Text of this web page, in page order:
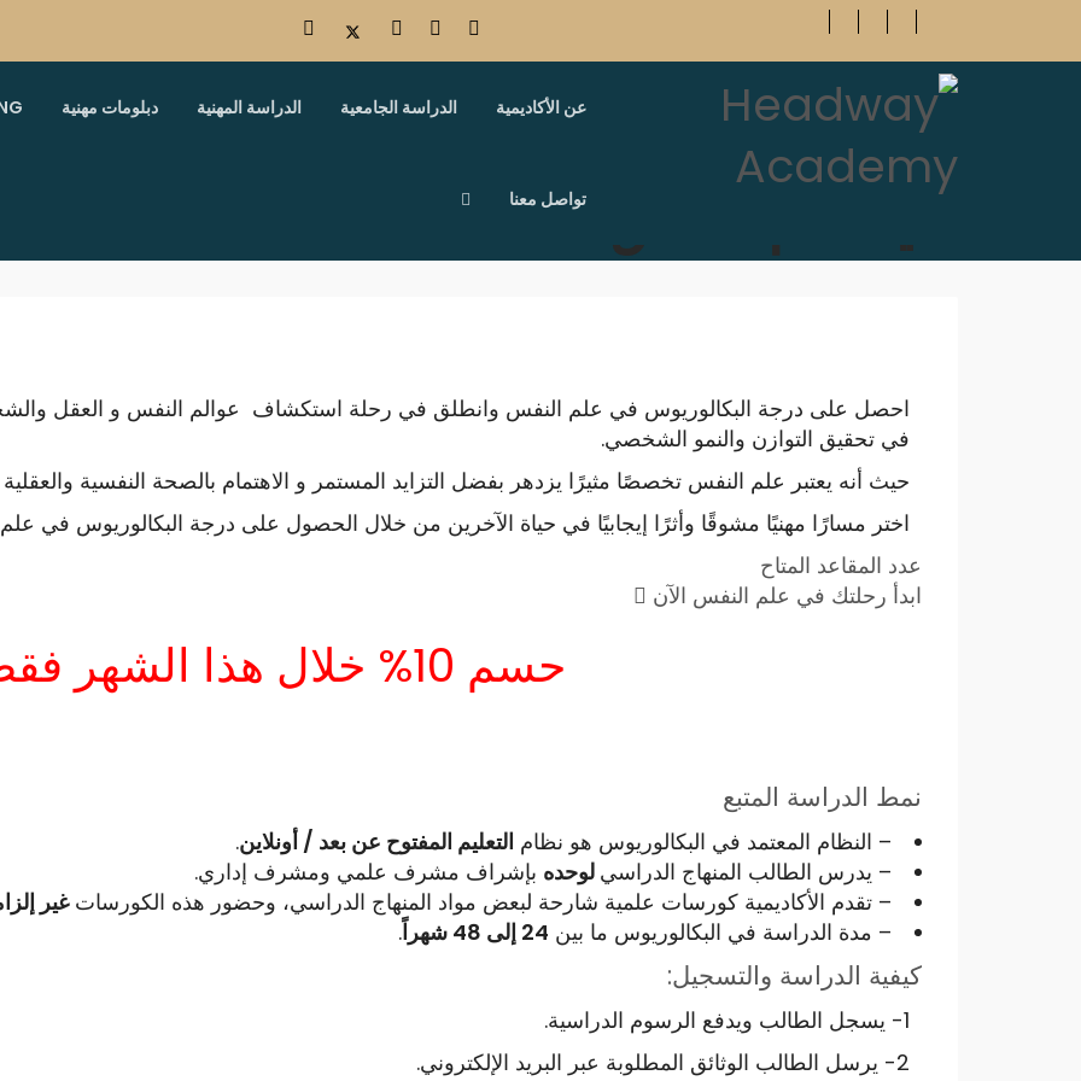
عن الأكاديمية الدراسة الجامعية الدراسة المهنية دبلومات مهنية
تواصل معنا
HOME كلية علم النفس
كلية علم النفس
احصل على درجة البكالوريوس في علم النفس وانطلق في رحلة استكشاف عوالم النفس و العقل
في تحقيق التوازن والنمو الشخصي.
حيث أنه يعتبر علم النفس تخصصًا مثيرًا يزدهر بفضل التزايد المستمر و الاهتمام بالصحة النفسية
اختر مسارًا مهنيًا مشوقًا وأثرًا إيجابيًا في حياة الآخرين من خلال الحصول على درجة البكالوريوس في
عدد المقاعد المتاح
ابدأ رحلتك في علم النفس الآن
حسم 10% خلال هذا الشهر فقط
نمط الدراسة المتبع
– النظام المعتمد في البكالوريوس هو نظام التعليم المفتوح عن بعد / أونلاين.
– يدرس الطالب المنهاج الدراسي لوحده بإشراف مشرف علمي ومشرف إداري.
– تقدم الأكاديمية كورسات علمية شارحة لبعض مواد المنهاج الدراسي، وحضور هذه الكورساتغير
– مدة الدراسة في البكالوريوس ما بين 24 إلى 48 شهراً .
كيفية الدراسة والتسجيل:
1- يسجل الطالب ويدفع الرسوم الدراسية.
2- يرسل الطالب الوثائق المطلوبة عبر البريد الإلكتروني.